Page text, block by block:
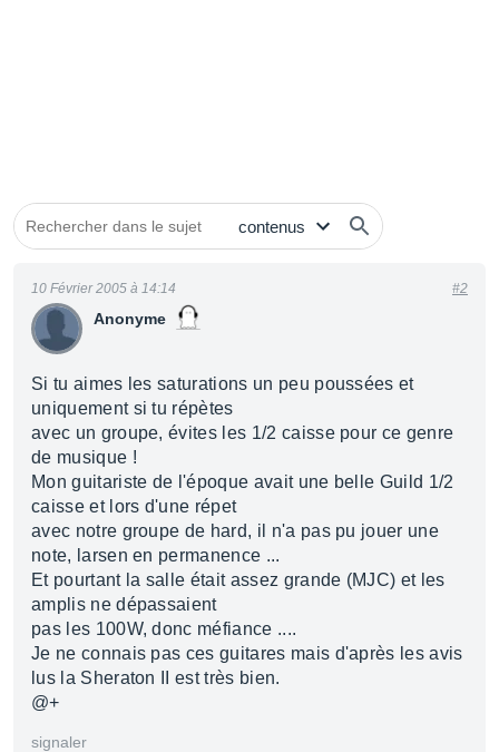
Anonyme
10 Février 2005 à 14:14 #2
Si tu aimes les saturations un peu poussées et
uniquement si tu répètes
avec un groupe, évites les 1/2 caisse pour ce genre
de musique !
Mon guitariste de l'époque avait une belle Guild 1/2
caisse et lors d'une répet
avec notre groupe de hard, il n'a pas pu jouer une
note, larsen en permanence ...
Et pourtant la salle était assez grande (MJC) et les
amplis ne dépassaient
pas les 100W, donc méfiance ....
Je ne connais pas ces guitares mais d'après les avis
lus la Sheraton II est très bien.
@+
signaler